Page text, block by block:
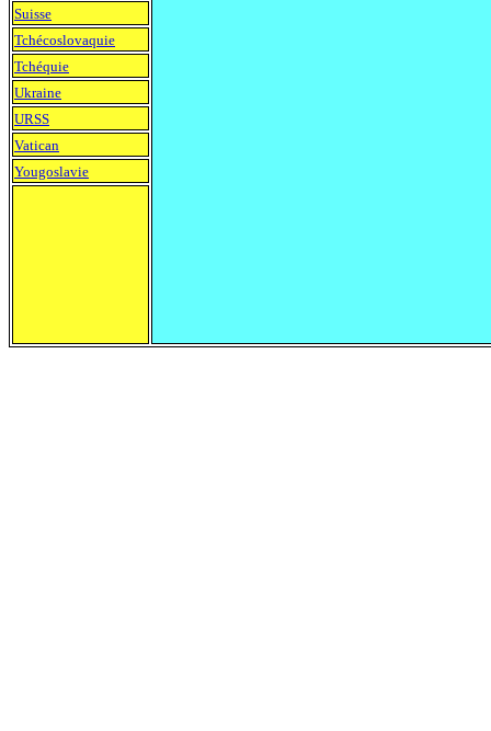
Suisse
Tchécoslovaquie
Tchéquie
Ukraine
URSS
Vatican
Yougoslavie